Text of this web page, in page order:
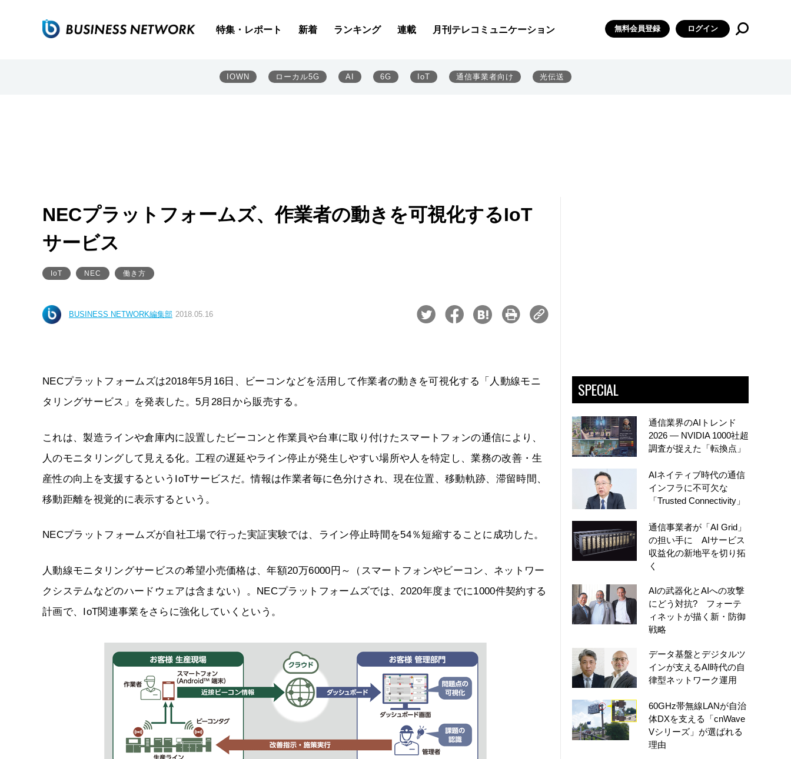
特集・レポート 新着 ランキング 連載 月刊テレコミュニケーション 無料会員登録 ログイン
IOWN ローカル5G AI 6G IoT 通信事業者向け 光伝送
NECプラットフォームズ、作業者の動きを可視化するIoT
サービス
IoT NEC 働き方
BUSINESS NETWORK編集部 2018.05.16
NECプラットフォームズは2018年5月16日、ビーコンなどを活用して作業者の動きを可視化する「人動線モニ
タリングサービス」を発表した。5月28日から販売する。
これは、製造ラインや倉庫内に設置したビーコンと作業員や台車に取り付けたスマートフォンの通信により、
人のモニタリングして見える化。工程の遅延やライン停止が発生しやすい場所や人を特定し、業務の改善・生
産性の向上を支援するというIoTサービスだ。情報は作業者毎に色分けされ、現在位置、移動軌跡、滞留時間、
移動距離を視覚的に表示するという。
NECプラットフォームズが自社工場で行った実証実験では、ライン停止時間を54％短縮することに成功した。
人動線モニタリングサービスの希望小売価格は、年額20万6000円～（スマートフォンやビーコン、ネットワー
クシステムなどのハードウェアは含まない）。NECプラットフォームズでは、2020年度までに1000件契約する
計画で、IoT関連事業をさらに強化していくという。
SPECIAL
通信業界のAIトレンド
2026 ― NVIDIA 1000社超
調査が捉えた「転換点」
AIネイティブ時代の通信
インフラに不可欠な
「Trusted Connectivity」
通信事業者が「AI Grid」
の担い手に AIサービス
収益化の新地平を切り拓
く
AIの武器化とAIへの攻撃
にどう対抗? フォーテ
ィネットが描く新・防御
戦略
データ基盤とデジタルツ
インが支えるAI時代の自
律型ネットワーク運用
60GHz帯無線LANが自治
体DXを支える「cnWave
Vシリーズ」が選ばれる
理由